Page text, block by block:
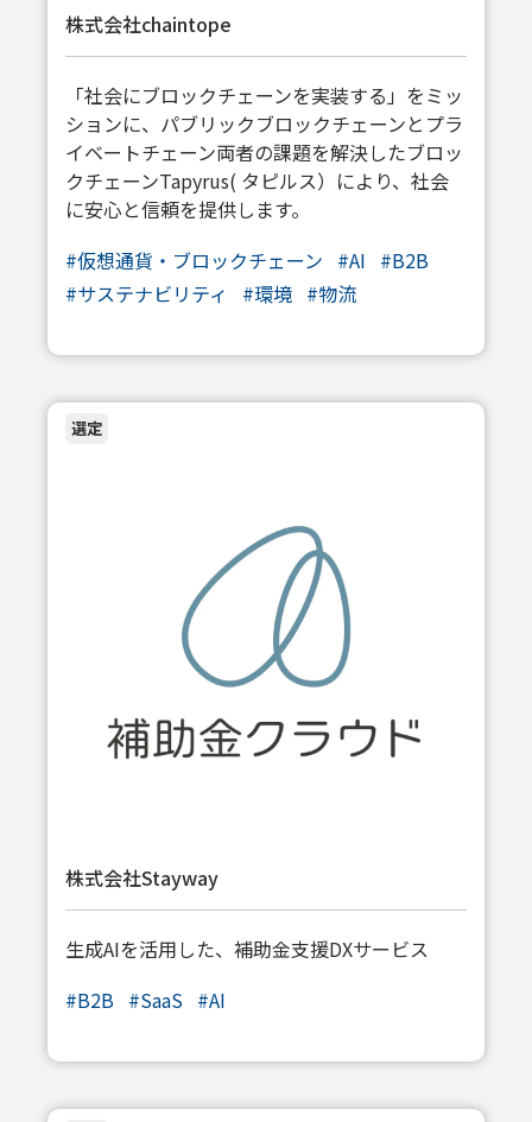
株式会社chaintope
「社会にブロックチェーンを実装する」をミッ
ションに、パブリックブロックチェーンとプラ
イベートチェーン両者の課題を解決したブロッ
クチェーンTapyrus( タピルス）により、社会
に安心と信頼を提供します。
#仮想通貨・ブロックチェーン #AI #B2B
#サステナビリティ #環境 #物流
選定
株式会社Stayway
生成AIを活用した、補助金支援DXサービス
#B2B #SaaS #AI